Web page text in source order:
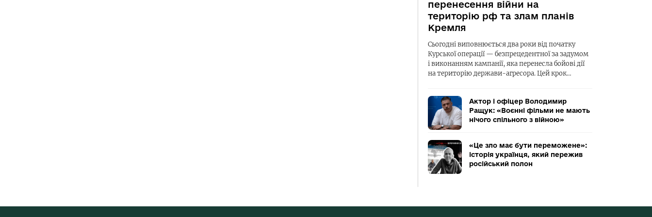
перенесення війни на
територію рф та злам планів
Кремля
Сьогодні виповнюється два роки від початку
Курської операції — безпрецедентної за задумом
і виконанням кампанії, яка перенесла бойові дії
на територію держави-агресора. Цей крок…
Актор і офіцер Володимир
Ращук: «Воєнні фільми не мають
нічого спільного з війною»
«Це зло має бути переможене»:
історія українця, який пережив
російський полон